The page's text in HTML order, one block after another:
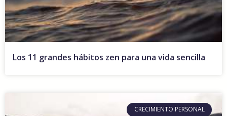
Los 11 grandes hábitos zen para una vida sencilla
CRECIMIENTO PERSONAL